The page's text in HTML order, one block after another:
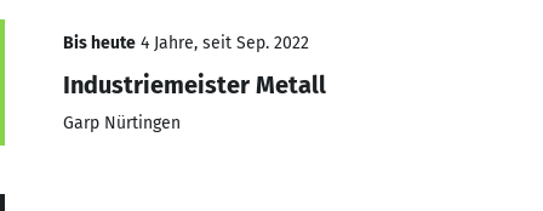
Bis heute 4 Jahre, seit Sep. 2022
Industriemeister Metall
Garp Nürtingen